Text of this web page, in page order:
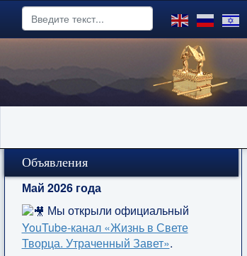
Объявления
Май 2026 года
Мы открыли официальный
YouTube‑канал «Жизнь в Свете
Творца. Утраченный Завет».